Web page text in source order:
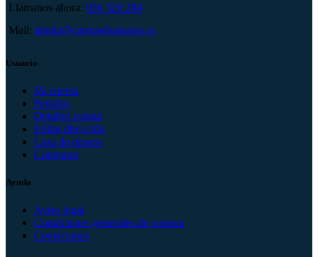
Llámanos ahora: 956 320 284
Mail: tienda@carruseljuguetes.es
Usuario
Mi cuenta
Pedidos
Detalles cuenta
Editar dirección
Lista de deseos
Comparar
Ayuda
Aviso legal
Condiciones generales de compra
Contáctanos